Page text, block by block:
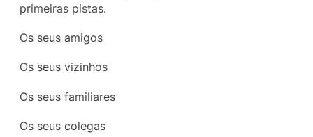
primeiras pistas.
Os seus amigos
Os seus vizinhos
Os seus familiares
Os seus colegas